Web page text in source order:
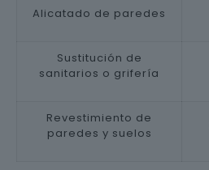
Alicatado de paredes
Sustitución de
sanitarios o grifería
Revestimiento de
paredes y suelos